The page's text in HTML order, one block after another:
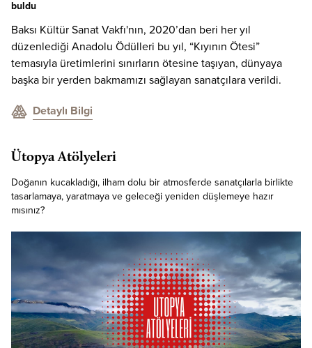
buldu
Baksı Kültür Sanat Vakfı'nın, 2020’dan beri her yıl
düzenlediği Anadolu Ödülleri bu yıl, “Kıyının Ötesi”
temasıyla üretimlerini sınırların ötesine taşıyan, dünyaya
başka bir yerden bakmamızı sağlayan sanatçılara verildi.
Detaylı Bilgi
Ütopya Atölyeleri
Doğanın kucakladığı, ilham dolu bir atmosferde sanatçılarla birlikte
tasarlamaya, yaratmaya ve geleceği yeniden düşlemeye hazır
mısınız?